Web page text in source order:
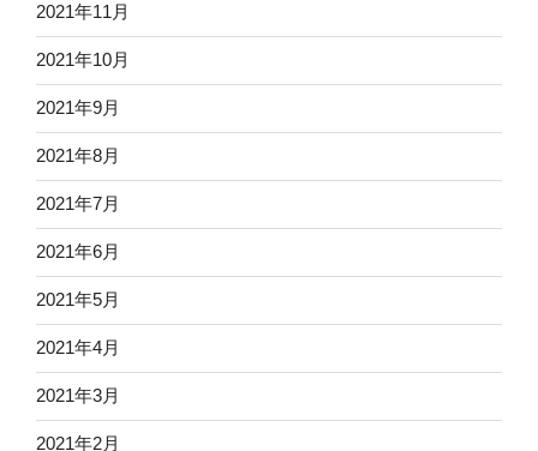
2021年11月
2021年10月
2021年9月
2021年8月
2021年7月
2021年6月
2021年5月
2021年4月
2021年3月
2021年2月